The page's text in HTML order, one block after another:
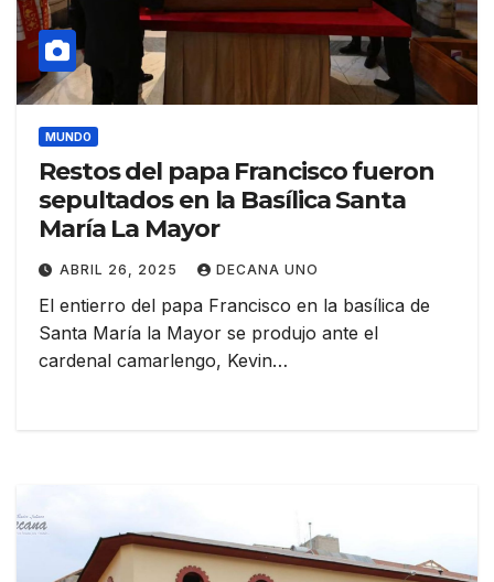
MUNDO
Restos del papa Francisco fueron
sepultados en la Basílica Santa
María La Mayor
ABRIL 26, 2025 DECANA UNO
El entierro del papa Francisco en la basílica de
Santa María la Mayor se produjo ante el
cardenal camarlengo, Kevin…